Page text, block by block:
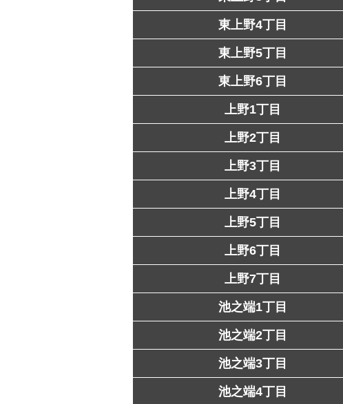
東上野4丁目
東上野5丁目
東上野6丁目
上野1丁目
上野2丁目
上野3丁目
上野4丁目
上野5丁目
上野6丁目
上野7丁目
池之端1丁目
池之端2丁目
池之端3丁目
池之端4丁目